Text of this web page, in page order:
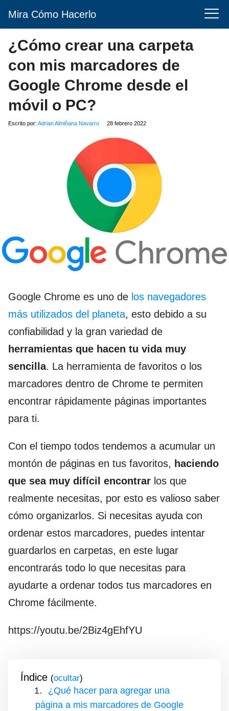
Mira Cómo Hacerlo
¿Cómo crear una carpeta
con mis marcadores de
Google Chrome desde el
móvil o PC?
Escrito por: Adrian Almiñana Navarro 28 febrero 2022
Google Chrome es uno de los navegadores
más utilizados del planeta, esto debido a su
confiabilidad y la gran variedad de
herramientas que hacen tu vida muy
sencilla. La herramienta de favoritos o los
marcadores dentro de Chrome te permiten
encontrar rápidamente páginas importantes
para ti.
Con el tiempo todos tendemos a acumular un
montón de páginas en tus favoritos, haciendo
que sea muy difícil encontrar los que
realmente necesitas, por esto es valioso saber
cómo organizarlos. Si necesitas ayuda con
ordenar estos marcadores, puedes intentar
guardarlos en carpetas, en este lugar
encontrarás todo lo que necesitas para
ayudarte a ordenar todos tus marcadores en
Chrome fácilmente.
https://youtu.be/2Biz4gEhfYU
Índice ( )
¿Qué hacer para agregar una
página a mis marcadores de Google